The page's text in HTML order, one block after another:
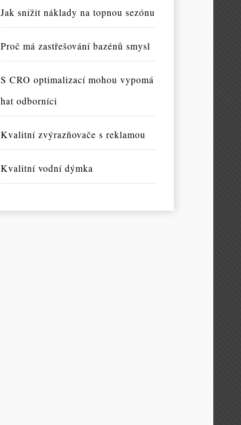
Jak snížit náklady na topnou sezónu
Proč má zastřešování bazénů smysl
S CRO optimalizací mohou vypomá
hat odborníci
Kvalitní zvýrazňovače s reklamou
Kvalitní vodní dýmka